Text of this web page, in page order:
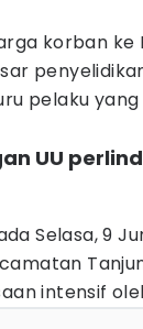
korban ke
pelaku
UU
Selasa, 9
intensif